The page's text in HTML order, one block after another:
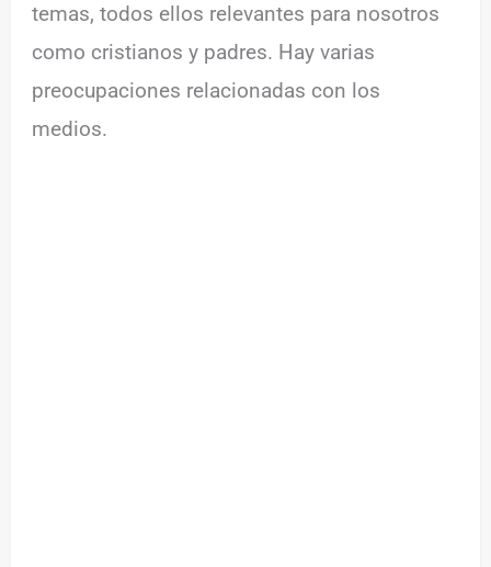
temas, todos ellos relevantes para nosotros
como cristianos y padres. Hay varias
preocupaciones relacionadas con los
medios.